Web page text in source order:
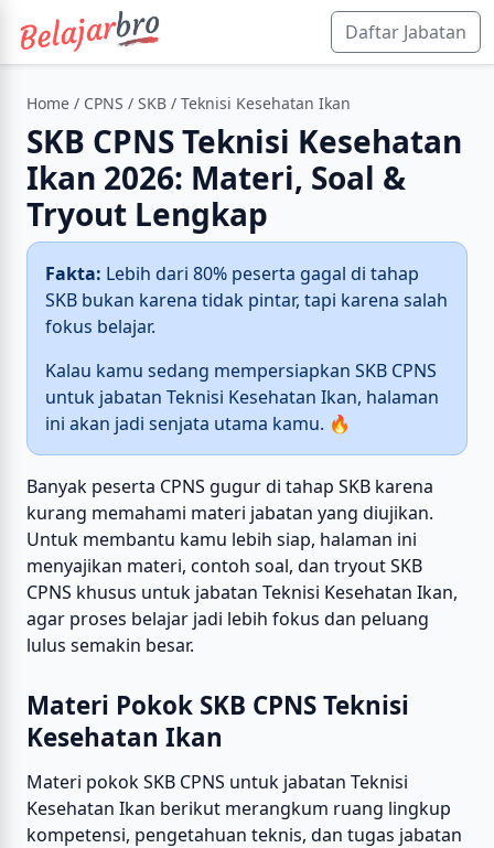
Daftar Jabatan
Home / CPNS / SKB / Teknisi Kesehatan Ikan
SKB CPNS Teknisi Kesehatan
Ikan 2026: Materi, Soal &
Tryout Lengkap
Fakta: Lebih dari 80% peserta gagal di tahap
SKB bukan karena tidak pintar, tapi karena salah
fokus belajar.
Kalau kamu sedang mempersiapkan SKB CPNS
untuk jabatan Teknisi Kesehatan Ikan, halaman
ini akan jadi senjata utama kamu. 🔥
Banyak peserta CPNS gugur di tahap SKB karena
kurang memahami materi jabatan yang diujikan.
Untuk membantu kamu lebih siap, halaman ini
menyajikan materi, contoh soal, dan tryout SKB
CPNS khusus untuk jabatan Teknisi Kesehatan Ikan,
agar proses belajar jadi lebih fokus dan peluang
lulus semakin besar.
Materi Pokok SKB CPNS Teknisi
Kesehatan Ikan
Materi pokok SKB CPNS untuk jabatan Teknisi
Kesehatan Ikan berikut merangkum ruang lingkup
kompetensi, pengetahuan teknis, dan tugas jabatan